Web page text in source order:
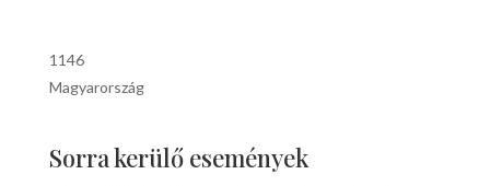
1146
Magyarország
Sorra kerülő események